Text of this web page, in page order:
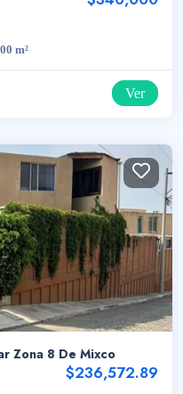
m²
Ver
Zona 8 De Mixco
$236,572.89